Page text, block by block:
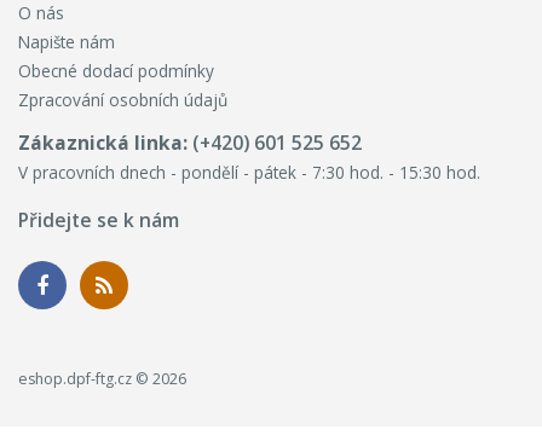
O nás
Napište nám
Obecné dodací podmínky
Zpracování osobních údajů
Zákaznická linka: (+420) 601 525 652
V pracovních dnech - pondělí - pátek - 7:30 hod. - 15:30 hod.
Přidejte se k nám
eshop.dpf-ftg.cz © 2026